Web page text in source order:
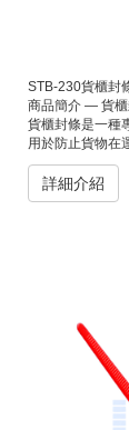
STB-230貨櫃封
商品簡介 — 貨
貨櫃封條是一種
用於防止貨物在運輸過程中被非法開
詳細介紹